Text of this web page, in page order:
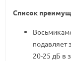
Список
подавляет
20-25 дБ в